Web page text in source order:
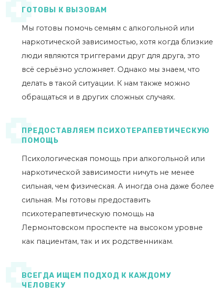
ГОТОВЫ К ВЫЗОВАМ
Мы готовы помочь семьям с алкогольной или
наркотической зависимостью, хотя когда близкие
люди являются триггерами друг для друга, это
всё серьёзно усложняет. Однако мы знаем, что
делать в такой ситуации. К нам также можно
обращаться и в других сложных случаях.
ПРЕДОСТАВЛЯЕМ ПСИХОТЕРАПЕВТИЧЕСКУЮ
ПОМОЩЬ
Психологическая помощь при алкогольной или
наркотической зависимости ничуть не менее
сильная, чем физическая. А иногда она даже более
сильная. Мы готовы предоставить
психотерапевтическую помощь на
Лермонтовском проспекте на высоком уровне
как пациентам, так и их родственникам.
ВСЕГДА ИЩЕМ ПОДХОД К КАЖДОМУ
ЧЕЛОВЕКУ